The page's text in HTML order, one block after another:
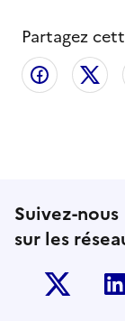
Partagez
Partager
Suivez-nous
sur les